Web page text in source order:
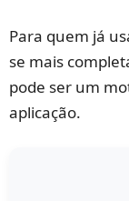
Para quem já
se mais
pode ser um
aplicação.